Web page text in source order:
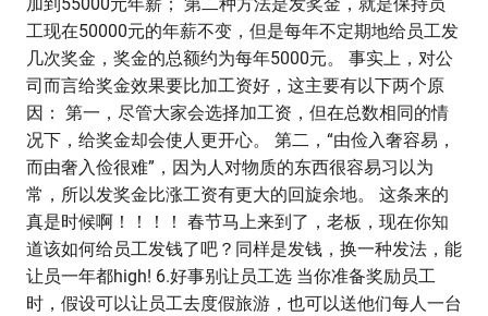
工现在50000元的年薪不变，但是每年不定期地给员工发
几次奖金，奖金的总额约为每年5000元。 事实上，对公
司而言给奖金效果要比加工资好，这主要有以下两个原
因： 第一，尽管大家会选择加工资，但在总数相同的情
况下，给奖金却会使人更开心。 第二，“由俭入奢容易，
而由奢入俭很难”，因为人对物质的东西很容易习以为
常，所以发奖金比涨工资有更大的回旋余地。 这条来的
真是时候啊！！！！ 春节马上来到了，老板，现在你知
道该如何给员工发钱了吧？同样是发钱，换一种发法，能
让员一年都high! 6.好事别让员工选 当你准备奖励员工
时，假设可以让员工去度假旅游，也可以送他们每人一台